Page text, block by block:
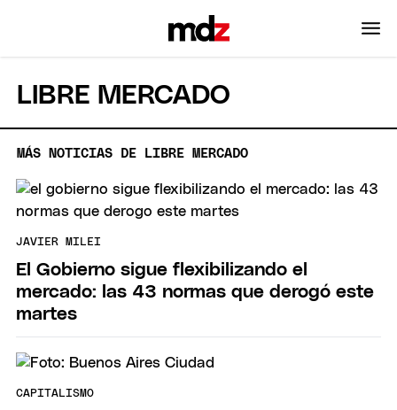
LIBRE MERCADO
MÁS NOTICIAS DE LIBRE MERCADO
JAVIER MILEI
El Gobierno sigue flexibilizando el
mercado: las 43 normas que derogó este
martes
CAPITALISMO